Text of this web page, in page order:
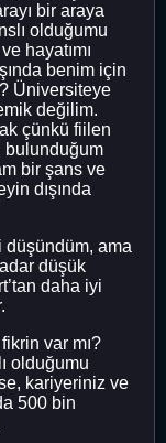
bir araya
olduğumu
hayatımı
benim için
Üniversiteye
değilim.
çünkü fiilen
bulunduğum
bir şans ve
dışında
düşündüm, ama
düşük
daha iyi
var mı?
olduğumu
kariyeriniz ve
500 bin